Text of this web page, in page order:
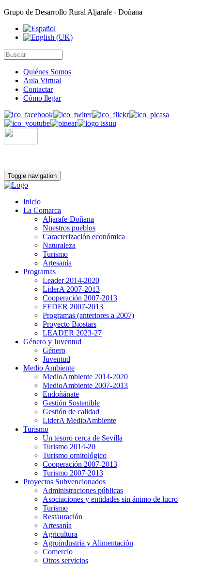
Grupo de Desarrollo Rural Aljarafe - Doñana
Quiénes Somos
Aula Virtual
Contactar
Cómo llegar
Toggle navigation
Inicio
La Comarca
Aljarafe-Doñana
Nuestros pueblos
Caracterización económica
Naturaleza
Turismo
Artesanía
Programas
Leader 2014-2020
LiderA 2007-2013
Cooperación 2007-2013
FEDER 2007-2013
Programas (anteriores a 2007)
Proyecto Biostars
LEADER 2023-27
Género y Juventud
Género
Juventud
Medio Ambiente
MedioAmbiente 2014-2020
MedioAmbiente 2007-2013
Endoñánate
Gestión Sostenible
Gestión de calidad
LiderA MedioAmbiente
Turismo
Un tesoro cerca de Sevilla
Turismo 2014-20
Turismo ornitológico
Cooperación 2007-2013
Turismo 2007-2013
Proyectos Subvencionados
Administraciones públicas
Asociaciones y entidades sin ánimo de lucro
Turismo
Restauración
Artesanía
Agricultura
Agroindustria y Alimentación
Comercio
Otros servicios